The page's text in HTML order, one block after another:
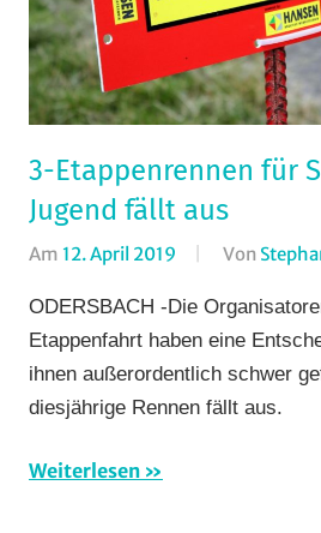
3-Etappenrennen für
Jugend fällt aus
Am 12. April 2019 Von
ODERSBACH -Die
Etappenfahrt haben eine
ihnen außerordentlich schwer
diesjährige Rennen fällt aus.
Weiterlesen